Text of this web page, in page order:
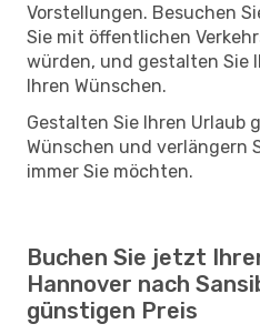
Vorstellungen. Besuchen
Sie mit öffentlichen
würden, und gestalten Sie
Ihren Wünschen.
Gestalten Sie Ihren Urlaub
Wünschen und verlängern
immer Sie möchten.
Buchen Sie jetzt
Hannover nach
günstigen Preis